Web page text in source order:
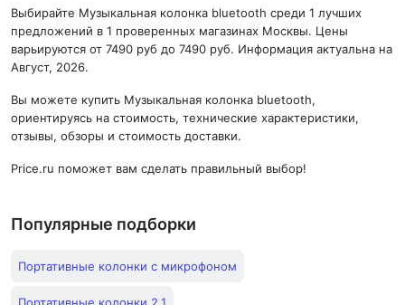
Выбирайте Музыкальная колонка bluetooth среди 1 лучших
предложений в 1 проверенных магазинах Москвы. Цены
варьируются от 7490 руб до 7490 руб. Информация актуальна на
Август, 2026.
Вы можете купить Музыкальная колонка bluetooth,
ориентируясь на стоимость, технические характеристики,
отзывы, обзоры и стоимость доставки.
Price.ru поможет вам сделать правильный выбор!
Популярные подборки
Портативные колонки с микрофоном